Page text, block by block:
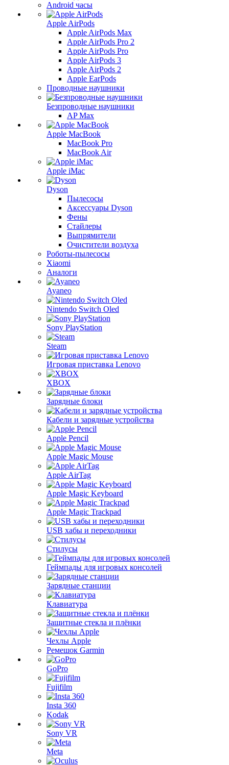
Android часы
Apple AirPods
Apple AirPods Max
Apple AirPods Pro 2
Apple AirPods Pro
Apple AirPods 3
Apple AirPods 2
Apple EarPods
Проводные наушники
Безпроводные наушники
AP Max
Apple MacBook
MacBook Pro
MacBook Air
Apple iMac
Dyson
Пылесосы
Аксессуары Dyson
Фены
Стайлеры
Выпрямители
Очистители воздуха
Роботы-пылесосы
Xiaomi
Аналоги
Ayaneo
Nintendo Switch Oled
Sony PlayStation
Steam
Игровая приставка Lenovo
XBOX
Зарядные блоки
Кабели и зарядные устройства
Apple Pencil
Apple Magic Mouse
Apple AirTag
Apple Magic Keyboard
Apple Magic Trackpad
USB хабы и переходники
Стилусы
Геймпады для игровых консолей
Зарядные станции
Клавиатура
Защитные стекла и плёнки
Чехлы Apple
Ремешок Garmin
GoPro
Fujifilm
Insta 360
Kodak
Sony VR
Meta